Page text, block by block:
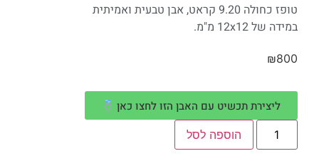
טופז כחולה 9.20 קראט, אבן טבעית ואמיתית
במידה של 12x12 מ"מ.
₪800
ליצירת תכשיט עם האבן הזו לחצו כאן
הוספה לסל